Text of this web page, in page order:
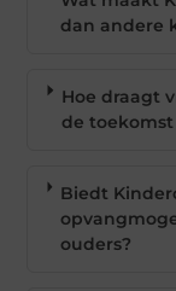
dan andere
Hoe draagt
de
Biedt
ouders?